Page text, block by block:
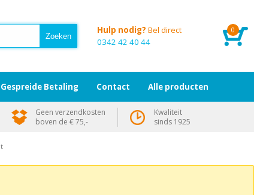
0
Hulp nodig? Bel direct
0342 42 40 44
Gespreide Betaling Contact Alle producten
Geen verzendkosten
boven de € 75,-
Kwaliteit
sinds 1925